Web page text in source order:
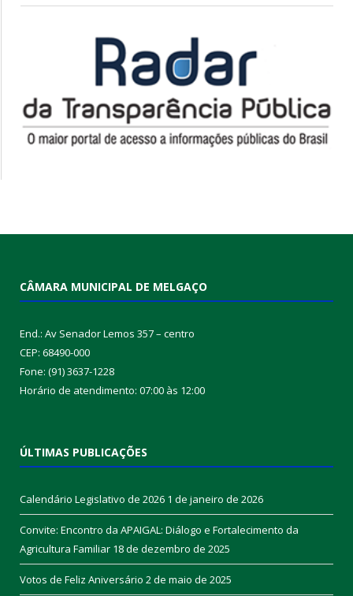
CÂMARA MUNICIPAL DE MELGAÇO
End.: Av Senador Lemos 357 – centro
CEP: 68490-000
Fone: (91) 3637-1228
Horário de atendimento: 07:00 às 12:00
ÚLTIMAS PUBLICAÇÕES
Calendário Legislativo de 2026 1 de janeiro de 2026
Convite: Encontro da APAIGAL: Diálogo e Fortalecimento da
Agricultura Familiar 18 de dezembro de 2025
Votos de Feliz Aniversário 2 de maio de 2025